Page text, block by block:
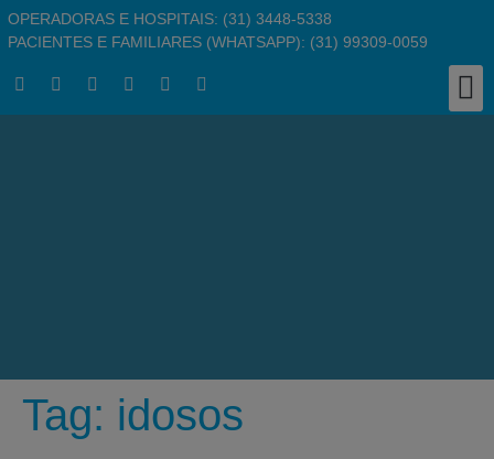
OPERADORAS E HOSPITAIS: (31) 3448-5338
PACIENTES E FAMILIARES (WHATSAPP): (31) 99309-0059
Tag: idosos